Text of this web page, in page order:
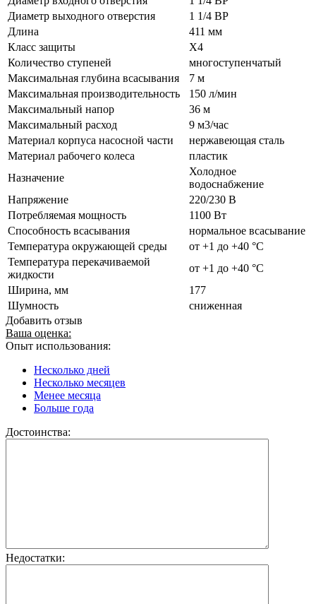
Диаметр выходного отверстия
1 1/4 ВР
Длина
411 мм
Класс защиты
X4
Количество ступеней
многоступенчатый
Максимальная глубина всасывания
7 м
Максимальная производительность
150 л/мин
Максимальный напор
36 м
Максимальный расход
9 м3/час
Материал корпуса насосной части
нержавеющая сталь
Материал рабочего колеса
пластик
Назначение
Холодное
водоснабжение
Напряжение
220/230 В
Потребляемая мощность
1100 Вт
Способность всасывания
нормальное всасывание
Температура окружающей среды
от +1 до +40 °C
Температура перекачиваемой
жидкости
от +1 до +40 °C
Ширина, мм
177
Шумность
сниженная
Добавить отзыв
Ваша оценка:
Опыт использования:
Несколько дней
Несколько месяцев
Менее месяца
Больше года
Достоинства:
Недостатки: